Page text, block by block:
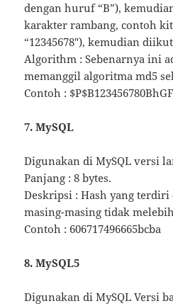
dengan huruf “B”),
karakter rambang, contoh
“12345678″), kemudian
Algorithm : Sebenarnya ini
memanggil algoritma md5
Contoh :
7. MySQL
Digunakan di MySQL versi
Panjang : 8 bytes.
Deskripsi : Hash yang terdiri
masing-masing tidak
Contoh : 606717496665bcba
8. MySQL5
Digunakan di MySQL Versi